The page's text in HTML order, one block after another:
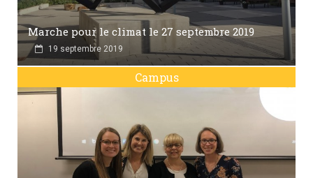
Marche pour le climat le 27 septembre 2019
19 septembre 2019
Campus